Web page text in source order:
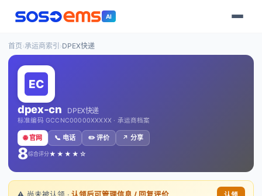
AI
首页›承运商索引 ›DPEX快递
dpex-cn DPEX快递
标准编码 GCCNC00000XXXXX · 承运商档案
🌐 官网 📞 电话 ✏️ 评价 ↗️ 分享
8综合评分★★★★☆